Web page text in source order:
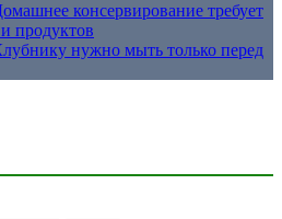
консервирование требует
продуктов
нужно мыть только перед